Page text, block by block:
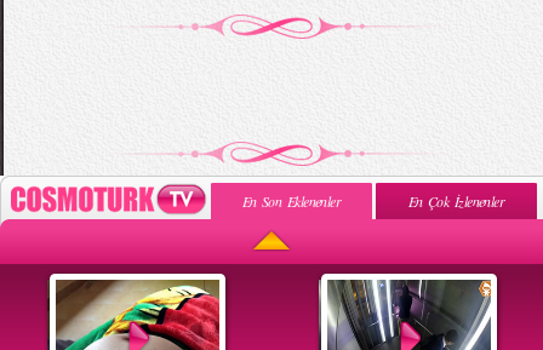
En Son Eklenenler En Çok İzlenenler